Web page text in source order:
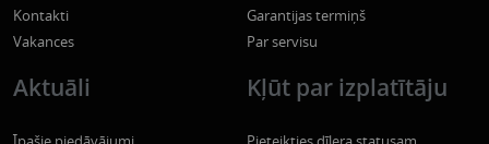
Kontakti
Vakances
Garantijas termiņš
Par servisu
Aktuāli Kļūt par izplatītāju